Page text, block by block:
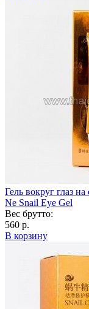
Гель вокруг глаз
Ne Snail Eye Gel
Вес брутто:
560 р.
В корзину